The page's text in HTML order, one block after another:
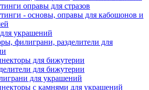
оправы для стразов
- основы, оправы для кабошонов и
украшений
филиграни, разделители для
для бижутерии
для бижутерии
для украшений
с камнями для украшений